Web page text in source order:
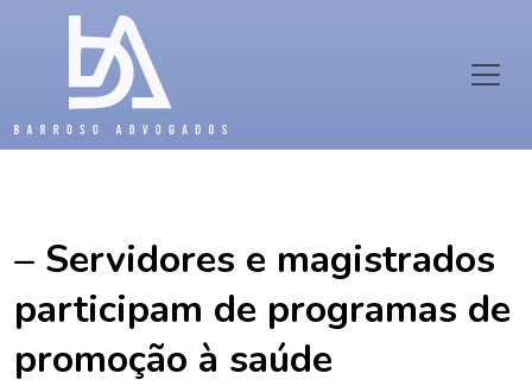
– Servidores e magistrados
participam de programas de
promoção à saúde